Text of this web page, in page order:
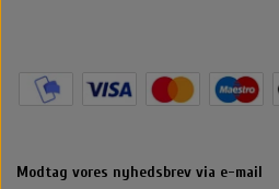
Modtag vores nyhedsbrev via e-mail